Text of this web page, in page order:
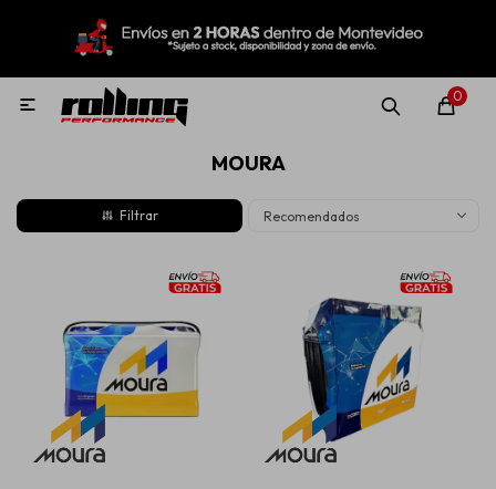
0

MOURA
Recomendados
MI CUENTA
Nuevo! Rolling Repuestos
Lubricantes
Aditivos